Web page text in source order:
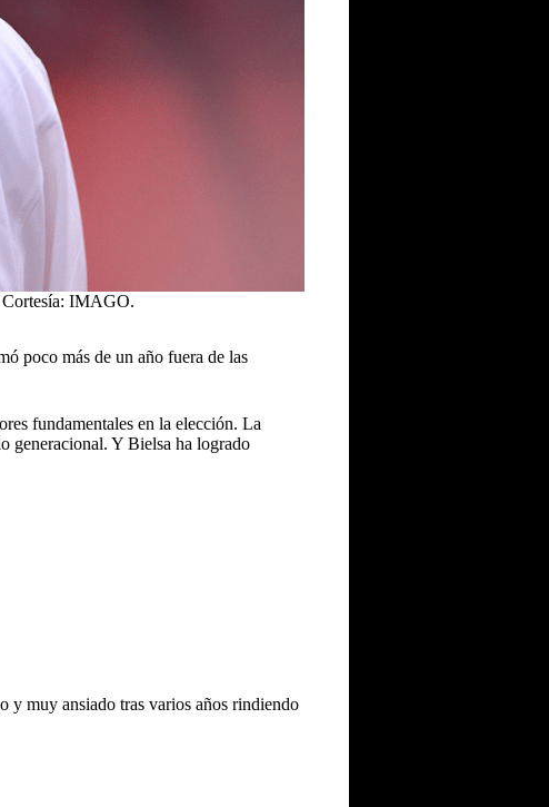
Cortesía: IMAGO.
poco más de un año fuera de las
fundamentales en la elección. La
generacional. Y Bielsa ha logrado
y muy ansiado tras varios años rindiendo